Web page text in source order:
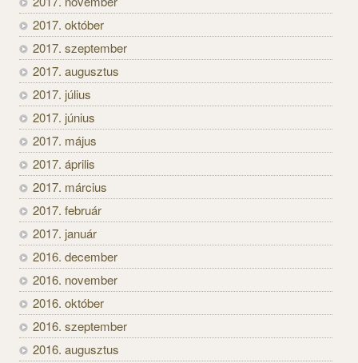
2017. október
2017. szeptember
2017. augusztus
2017. július
2017. június
2017. május
2017. április
2017. március
2017. február
2017. január
2016. december
2016. november
2016. október
2016. szeptember
2016. augusztus